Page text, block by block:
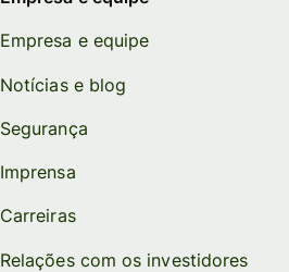
Empresa e equipe
Notícias e blog
Segurança
Imprensa
Carreiras
Relações com os investidores